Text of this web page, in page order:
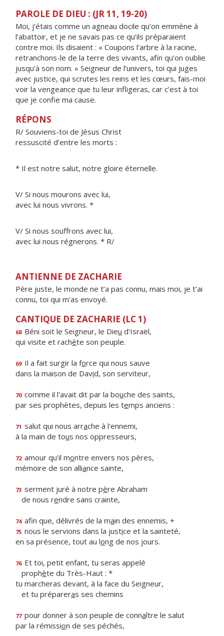
PAROLE DE DIEU : (JR 11, 19-20)
Moi, j’étais comme un agneau docile qu’on emmène à
l’abattoir, et je ne savais pas ce qu’ils préparaient
contre moi. Ils disaient : « Coupons l’arbre à la racine,
retranchons-le de la terre des vivants, afin qu’on oublie
jusqu’à son nom. » Seigneur de l’univers, toi qui juges
avec justice, qui scrutes les reins et les cœurs, fais-moi
voir la vengeance que tu leur infligeras, car c’est à toi
que je confie ma cause.
RÉPONS
R/ Souviens-toi de Jésus Christ
ressuscité d’entre les morts :
* Il est notre salut, notre gloire éternelle.
V/ Si nous mourons avec lui,
avec lui nous vivrons. *
V/ Si nous souffrons avec lui,
avec lui nous régnerons. * R/
ANTIENNE DE ZACHARIE
Père juste, le monde ne t’a pas connu, mais moi, je t’ai
connu, toi qui m’as envoyé.
CANTIQUE DE ZACHARIE (LC 1)
68 Béni soit le Seigneur, le Dieu d'Israël,
qui visite et rachète son peuple.
69 Il a fait surgir la force qui nous sauve
dans la maison de David, son serviteur,
70 comme il l'avait dit par la bouche des saints,
par ses prophètes, depuis les temps anciens :
71 salut qui nous arrache à l'ennemi,
à la main de tous nos oppresseurs,
72 amour qu'il montre envers nos pères,
mémoire de son alliance sainte,
73 serment juré à notre père Abraham
de nous rendre sans crainte,
74 afin que, délivrés de la main des ennemis, +
75 nous le servions dans la justice et la sainteté,
en sa présence, tout au long de nos jours.
76 Et toi, petit enfant, tu seras appelé
prophète du Très-Haut : *
tu marcheras devant, à la face du Seigneur,
et tu prépareras ses chemins
77 pour donner à son peuple de connaître le salut
par la rémission de ses péchés,